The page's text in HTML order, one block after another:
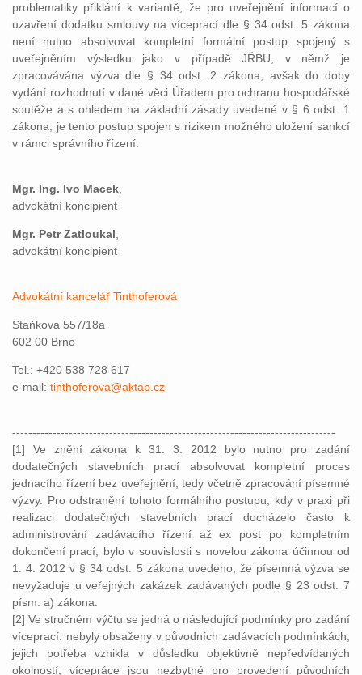
problematiky přiklání k variantě, že pro uveřejnění informací o
uzavření dodatku smlouvy na víceprací dle § 34 odst. 5 zákona
není nutno absolvovat kompletní formální postup spojený s
uveřejněním výsledku jako v případě JŘBU, v němž je
zpracovávána výzva dle § 34 odst. 2 zákona, avšak do doby
vydání rozhodnutí v dané věci Úřadem pro ochranu hospodářské
soutěže a s ohledem na základní zásady uvedené v § 6 odst. 1
zákona, je tento postup spojen s rizikem možného uložení sankcí
v rámci správního řízení.
Mgr. Ing. Ivo Macek
advokátní koncipient
Mgr. Petr Zatloukal
advokátní koncipient
Advokátní kancelář Tinthoferová
Staňkova 557/18a
602 00 Brno
Tel.: +420 538 728 617
e-mail: tinthoferova@aktap.cz
--------------------------------------------------------------------------------
[1] Ve znění zákona k 31. 3. 2012 bylo nutno pro zadání
dodatečných stavebních prací absolvovat kompletní proces
jednacího řízení bez uveřejnění, tedy včetně zpracování písemné
výzvy. Pro odstranění tohoto formálního postupu, kdy v praxi při
realizaci dodatečných stavebních prací docházelo často k
administrování zadávacího řízení až ex post po kompletním
dokončení prací, bylo v souvislosti s novelou zákona účinnou od
1. 4. 2012 v § 34 odst. 5 zákona uvedeno, že písemná výzva se
nevyžaduje u veřejných zakázek zadávaných podle § 23 odst. 7
písm. a) zákona.
[2] Ve stručném výčtu se jedná o následující podmínky pro zadání
víceprací: nebyly obsaženy v původních zadávacích podmínkách;
jejich potřeba vznikla v důsledku objektivně nepředvídaných
okolností; vícepráce jsou nezbytné pro provedení původních